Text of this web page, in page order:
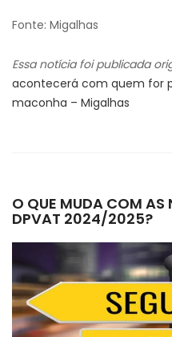
Fonte: Migalhas
Essa notícia foi publicada
acontecerá com quem for
maconha – Migalhas
O QUE MUDA COM AS
DPVAT 2024/2025?